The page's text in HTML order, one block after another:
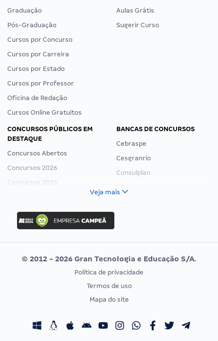
Graduação
Pós-Graduação
Cursos por Concurso
Cursos por Carreira
Cursos por Estado
Cursos por Professor
Oficina de Redação
Cursos Online Gratuitos
Aulas Grátis
Sugerir Curso
CONCURSOS PÚBLICOS EM
DESTAQUE
Concursos Abertos
Concursos 2026
Concursos 2025
Concurso Nacional Unificado
Concurso Ibama
Concurso MPU
Editais publicados
BANCAS DE CONCURSOS
Cebraspe
Cesgranrio
Consulplan
Vunesp
CONCURSOS POR PROFISSÃO
Concursos Fiscais
EXAME DE ORDEM
Calendário OAB
Veja mais
© 2012 - 2026 Gran Tecnologia e Educação S/A.
Política de privacidade
Termos de uso
Mapa do site